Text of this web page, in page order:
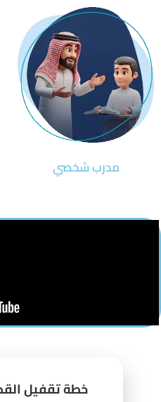
مدرب شخصي
خطة تقفيل